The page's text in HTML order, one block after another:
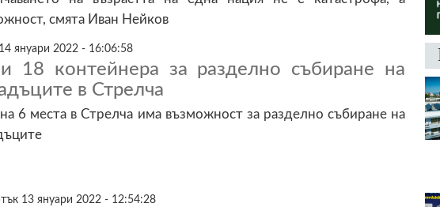
смята Иван Нейков
януари 2022 - 16:06:58
18 контейнера за разделно събиране на
в Стрелча
6 места в Стрелча има възможност за разделно събиране на
13 януари 2022 - 12:54:28